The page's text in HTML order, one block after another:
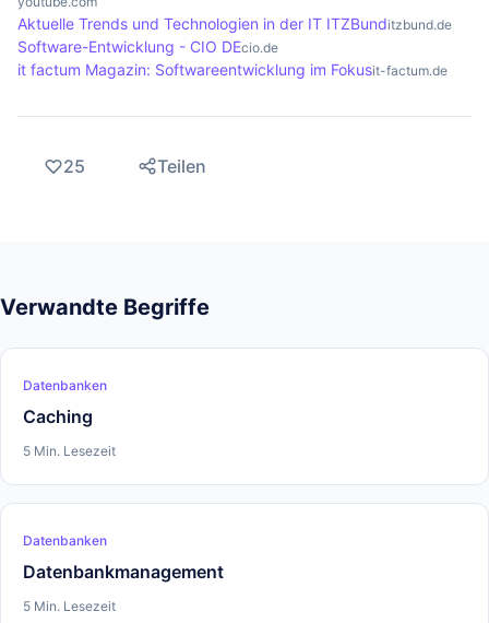
Aktuelle Trends und Technologien in der IT ITZBunditzbund.de
Software-Entwicklung - CIO DEcio.de
it factum Magazin: Softwareentwicklung im Fokusit-factum.de
25 Teilen
Verwandte Begriffe
Datenbanken
Caching
5 Min. Lesezeit
Datenbanken
Datenbankmanagement
5 Min. Lesezeit